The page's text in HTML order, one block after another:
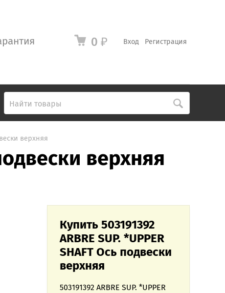
Вход Регистрация
0 ₽
верхняя
верхняя
Купить 503191392
ARBRE SUP. *UPPER
SHAFT Ось подвески
верхняя
503191392 ARBRE SUP. *UPPER